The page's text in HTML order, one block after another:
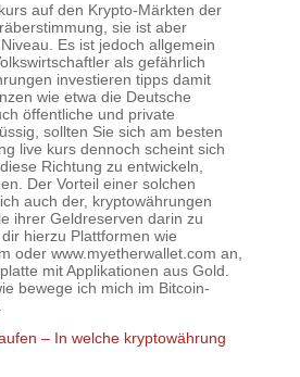
auf den Krypto-Märkten der
sie ist aber
Es ist jedoch allgemein
als gefährlich
investieren tipps damit
wie etwa die Deutsche
öffentliche und private
sollten Sie sich am besten
live kurs dennoch scheint sich
Richtung zu entwickeln,
Der Vorteil einer solchen
auch der, kryptowährungen
ihrer Geldreserven darin zu
hierzu Plattformen wie
oder www.myetherwallet.com an,
mit Applikationen aus Gold.
bewege ich mich im Bitcoin-
– In welche kryptowährung